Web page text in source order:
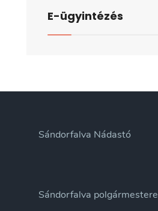
E-ügyintézés
Sándorfalva Nádastó
Sándorfalva polgármestere